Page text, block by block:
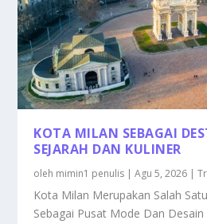
KOTA MILAN SEBAGAI
SEJARAH DAN KULINER
oleh mimin1 penulis |Agu 5, 2026 |
Kota Milan Merupakan Salah
Sebagai Pusat Mode Dan